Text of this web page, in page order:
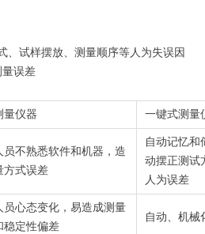
、试样摆放、测量顺序等人为失误因
误差
量仪器 一键式测量
员不熟悉软件和机器，造
方式误差
自动记忆和
动摆正测试
人为误差
员心态变化，易造成测量
稳定性偏差
自动、机械